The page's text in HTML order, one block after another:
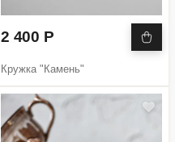
2 400 Р
Кружка "Камень"